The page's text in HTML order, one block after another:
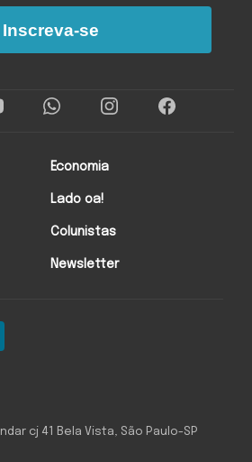
cj 41 Bela Vista, São Paulo-SP
Economia
Lado oa!
Colunistas
Newsletter
Inscreva-se